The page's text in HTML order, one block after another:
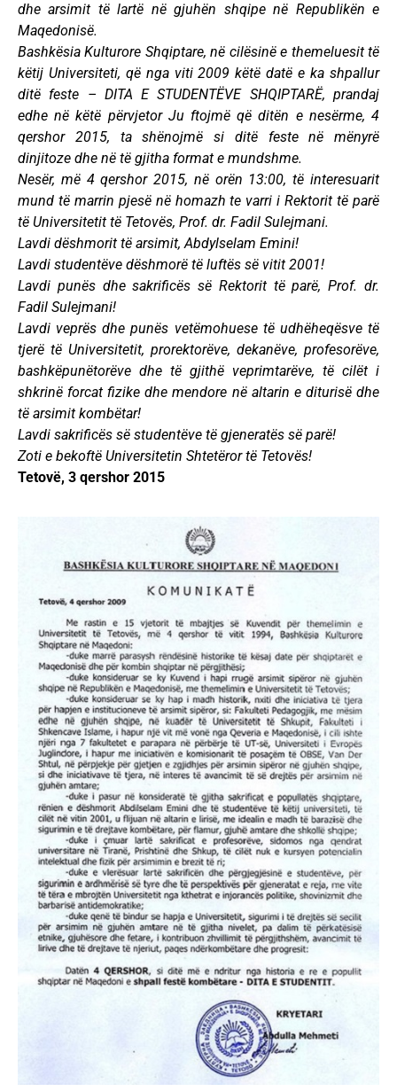
dhe arsimit të lartë në gjuhën shqipe në Republikën e
Maqedonisë.
Bashkësia Kulturore Shqiptare, në cilësinë e themeluesit të
këtij Universiteti, që nga viti 2009 këtë datë e ka shpallur
ditë feste – DITA E STUDENTËVE SHQIPTARË, prandaj
edhe në këtë përvjetor Ju ftojmë që ditën e nesërme, 4
qershor 2015, ta shënojmë si ditë feste në mënyrë
dinjitoze dhe në të gjitha format e mundshme.
Nesër, më 4 qershor 2015, në orën 13:00, të interesuarit
mund të marrin pjesë në homazh te varri i Rektorit të parë
të Universitetit të Tetovës, Prof. dr. Fadil Sulejmani.
Lavdi dëshmorit të arsimit, Abdylselam Emini!
Lavdi studentëve dëshmorë të luftës së vitit 2001!
Lavdi punës dhe sakrificës së Rektorit të parë, Prof. dr.
Fadil Sulejmani!
Lavdi veprës dhe punës vetëmohuese të udhëheqësve të
tjerë të Universitetit, prorektorëve, dekanëve, profesorëve,
bashkëpunëtorëve dhe të gjithë veprimtarëve, të cilët i
shkrinë forcat fizike dhe mendore në altarin e diturisë dhe
të arsimit kombëtar!
Lavdi sakrificës së studentëve të gjeneratës së parë!
Zoti e bekoftë Universitetin Shtetëror të Tetovës!
Tetovë, 3 qershor 2015